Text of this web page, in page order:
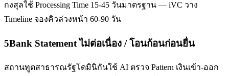
กงสุลใช้ Processing Time 15-45 วันมาตรฐาน — iVC วาง
Timeline จองคิวล่วงหน้า 60-90 วัน
5Bank Statement ไม่ต่อเนื่อง / โอนก้อนก่อนยื่น
สถานทูตสาธารณรัฐโดมินิกันใช้ AI ตรวจ Pattern เงินเข้า-ออก